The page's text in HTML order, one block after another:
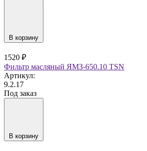
В корзину
1520 ₽
Фильтр масляный ЯМЗ-650.10 TSN
Артикул:
9.2.17
Под заказ
В корзину